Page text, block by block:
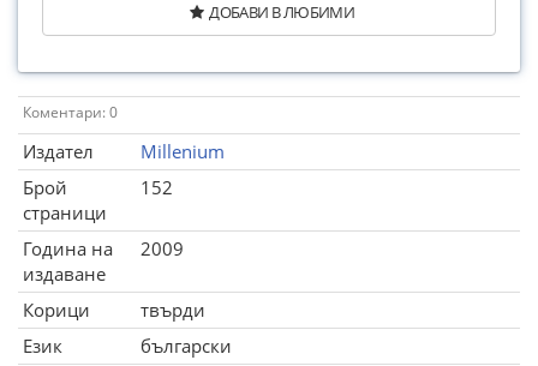
ДОБАВИ В ЛЮБИМИ
Коментари: 0
Издател
Millenium
Брой
страници
152
Година на
издаване
2009
Корици
твърди
Език
български